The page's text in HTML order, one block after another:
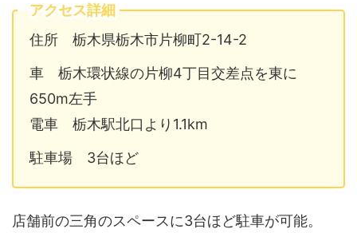
アクセス詳細
住所 栃木県栃木市片柳町2-14-2
車 栃木環状線の片柳4丁目交差点を東に
650m左手
電車 栃木駅北口より1.1km
駐車場 3台ほど
店舗前の三角のスペースに3台ほど駐車が可能。